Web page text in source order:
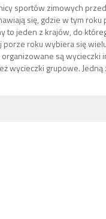
sportów zimowych
się, gdzie w tym roku
to jeden z krajów, do
porze roku wybiera się
organizowane są wycieczki
wycieczki grupowe. Jedną